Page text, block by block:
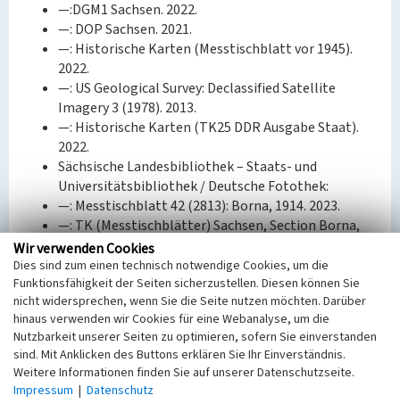
—:DGM1 Sachsen. 2022.
—: DOP Sachsen. 2021.
—: Historische Karten (Messtischblatt vor 1945).
2022.
—: US Geological Survey: Declassified Satellite
Imagery 3 (1978). 2013.
—: Historische Karten (TK25 DDR Ausgabe Staat).
2022.
Sächsische Landesbibliothek – Staats- und
Universitätsbibliothek / Deutsche Fotothek:
—: Messtischblatt 42 (2813): Borna, 1914. 2023.
—: TK (Messtischblätter) Sachsen, Section Borna,
1908. 2022.
Bräutigam, Claus: Brikettfabriken
Mitteldeutschland, Brikettfabriken aus den
ehemaligen Braunkohlenwerk Regis: Regis,
Haselbach, Ramsdorf, Deutzen, Kulkwitz, Band 1.
Borna 2015, 208–269.
Wagenbreth, Otfried: Die Braunkohlenindustrie in
Mitteldeutschland. Geologie, Geschichte,
Sachzeugen. Beucha/Markkleeberg 2011, 103; 108.
Wir verwenden Cookies
Dies sind zum einen technisch notwendige Cookies, um die
Funktionsfähigkeit der Seiten sicherzustellen. Diesen können Sie
nicht widersprechen, wenn Sie die Seite nutzen möchten. Darüber
hinaus verwenden wir Cookies für eine Webanalyse, um die
Nutzbarkeit unserer Seiten zu optimieren, sofern Sie einverstanden
sind. Mit Anklicken des Buttons erklären Sie Ihr Einverständnis.
Weitere Informationen finden Sie auf unserer Datenschutzseite.
Impressum | Datenschutz